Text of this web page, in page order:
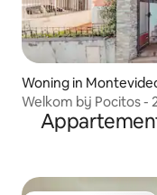
Woning in
Welkom bij Pocitos -